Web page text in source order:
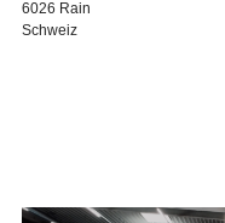
6026 Rain
Schweiz